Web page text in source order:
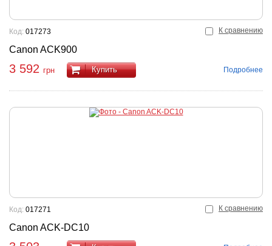
К сравнению
Canon ACK900
Код: 017273
3 592 грн Купить Подробнее
К сравнению
Canon ACK-DC10
Код: 017271